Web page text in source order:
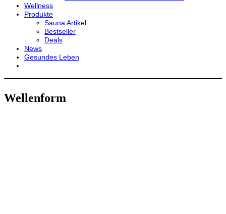
Wellness
Produkte
Sauna Artikel
Bestseller
Deals
News
Gesundes Leben
Wellenform